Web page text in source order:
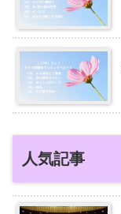
人気記事